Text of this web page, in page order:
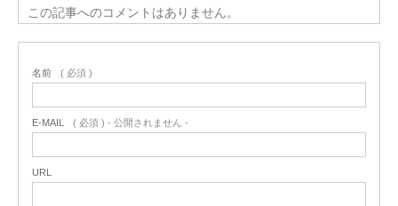
この記事へのコメントはありません。
名前 ( 必須 )
E-MAIL ( 必須 ) - 公開されません -
URL